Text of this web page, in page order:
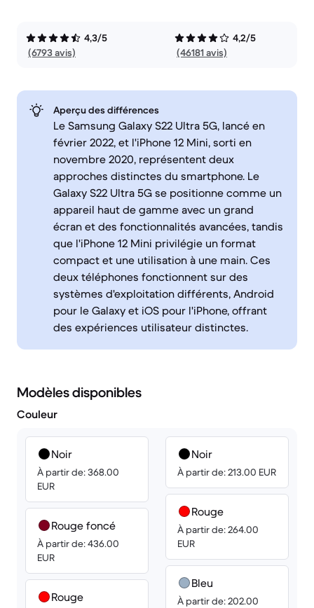
4,3/5
(6793 avis)
4,2/5
(46181 avis)
Aperçu des différences
Le Samsung Galaxy S22 Ultra 5G, lancé en
février 2022, et l'iPhone 12 Mini, sorti en
novembre 2020, représentent deux
approches distinctes du smartphone. Le
Galaxy S22 Ultra 5G se positionne comme un
appareil haut de gamme avec un grand
écran et des fonctionnalités avancées, tandis
que l'iPhone 12 Mini privilégie un format
compact et une utilisation à une main. Ces
deux téléphones fonctionnent sur des
systèmes d'exploitation différents, Android
pour le Galaxy et iOS pour l'iPhone, offrant
des expériences utilisateur distinctes.
Modèles disponibles
Couleur
Noir
À partir de: 368.00
EUR
Rouge foncé
À partir de: 436.00
EUR
Rouge
Noir
À partir de: 213.00 EUR
Rouge
À partir de: 264.00
EUR
Bleu
À partir de: 202.00